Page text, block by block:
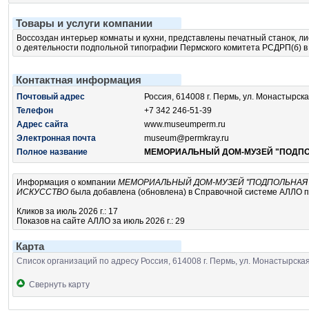
Товары и услуги компании
Воссоздан интерьер комнаты и кухни, представлены печатный станок,
о деятельности подпольной типографии Пермского комитета РСДРП(б) в
Контактная информация
Почтовый адрес
Россия, 614008 г. Пермь, ул.
Телефон
+7 342 246-51-39
Адрес сайта
www.museumperm.ru
Электронная почта
museum@permkray.ru
Полное название
МЕМОРИАЛЬНЫЙ ДОМ-МУЗЕЙ
Информация о компании МЕМОРИАЛЬНЫЙ ДОМ-МУЗЕЙ "ПОДПОЛЬНАЯ
ИСКУССТВО была добавлена (обновлена) в Справочной системе АЛЛО
Кликов за июль 2026 г.: 17
Показов на сайте АЛЛО за июль 2026 г.: 29
Карта
Список организаций по адресу Россия, 614008 г. Пермь, ул.
Свернуть карту